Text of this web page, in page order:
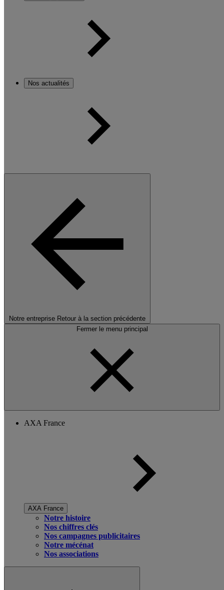
Nos actualités
Notre entreprise Retour à la section précédente
Fermer le menu principal
AXA France
AXA France
Notre histoire
Nos chiffres clés
Nos campagnes publicitaires
Notre mécénat
Nos associations